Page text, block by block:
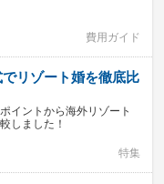
費用ガイド
リゾート婚を徹底比
イントから海外リゾート
しました！
特集